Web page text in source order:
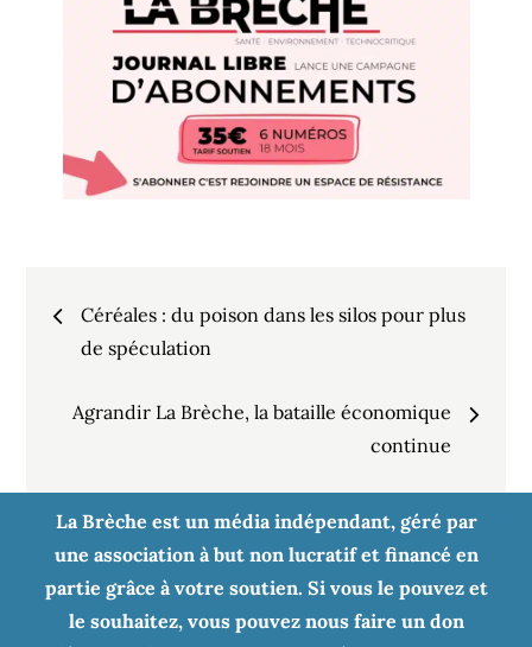
Navigation
l’article
Céréales : du poison dans les silos pour plus
de spéculation
Agrandir La Brèche, la bataille économique
continue
La Brèche est un média indépendant, géré par
une association à but non lucratif et financé en
partie grâce à votre soutien. Si vous le pouvez et
le souhaitez, vous pouvez nous faire un don